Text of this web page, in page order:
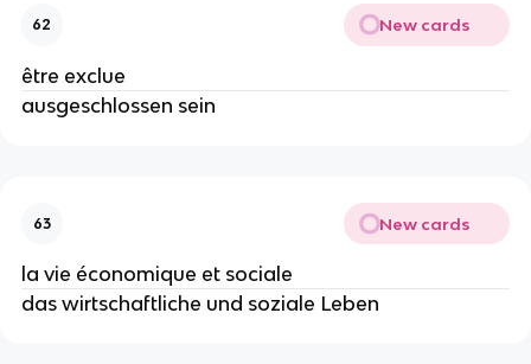
62 New cards
être exclue
ausgeschlossen sein
63 New cards
la vie économique et sociale
das wirtschaftliche und soziale Leben